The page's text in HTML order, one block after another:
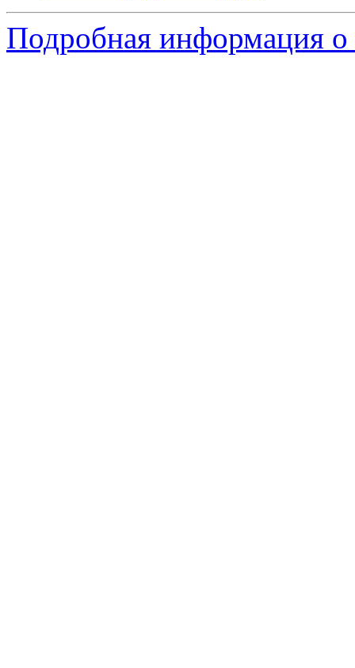
Подробная информация